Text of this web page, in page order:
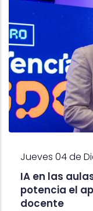
Jueves 04 de
IA en las
potencia el
docente